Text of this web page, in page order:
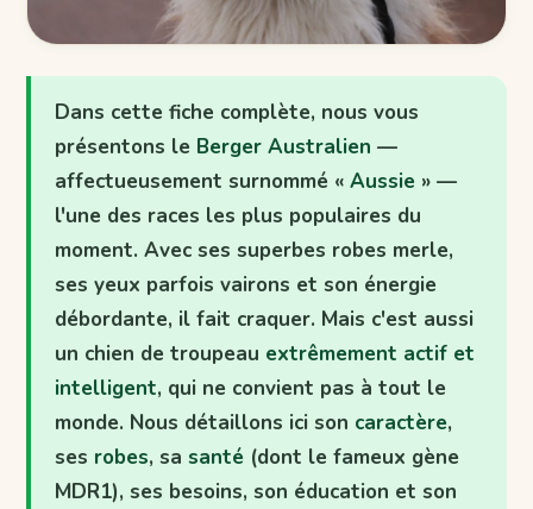
Dans cette fiche complète, nous vous
présentons le Berger Australien —
affectueusement surnommé « Aussie » —
l'une des races les plus populaires du
moment. Avec ses superbes robes merle,
ses yeux parfois vairons et son énergie
débordante, il fait craquer. Mais c'est aussi
un chien de troupeau extrêmement actif et
intelligent, qui ne convient pas à tout le
monde. Nous détaillons ici son caractère,
ses robes, sa santé (dont le fameux gène
MDR1), ses besoins, son éducation et son